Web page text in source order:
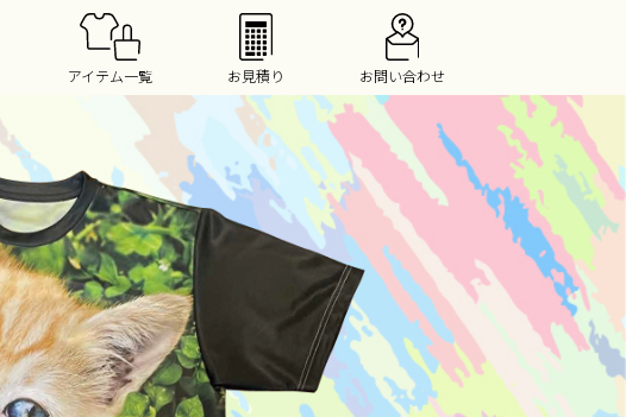
アイテム一覧 お見積り お問い合わせ